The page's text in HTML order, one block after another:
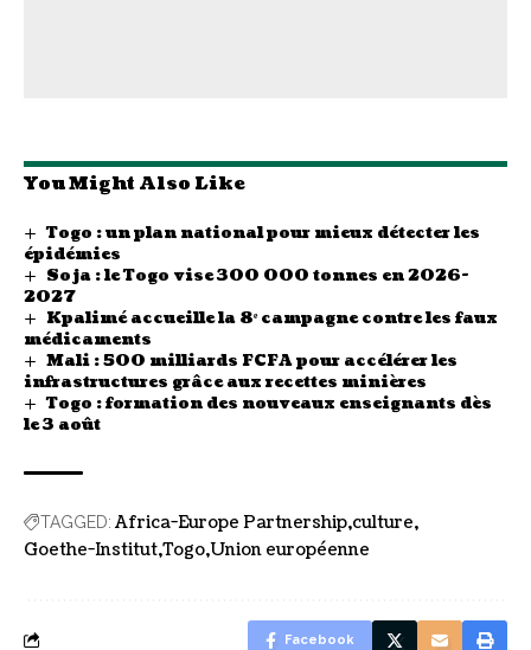
You Might Also Like
Togo : un plan national pour mieux détecter les
épidémies
Soja : le Togo vise 300 000 tonnes en 2026-
2027
Kpalimé accueille la 8ᵉ campagne contre les faux
médicaments
Mali : 500 milliards FCFA pour accélérer les
infrastructures grâce aux recettes minières
Togo : formation des nouveaux enseignants dès
le 3 août
TAGGED: Africa-Europe Partnership culture
Goethe-Institut Togo Union européenne
Facebook